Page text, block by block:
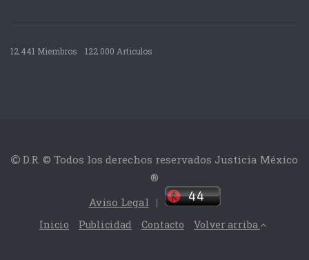
12.441 Miembros 122.000 Articulos
D.R. © Todos los derechos reservados Justicia México
®
Aviso Legal |
Inicio Publicidad Contacto Volver arriba